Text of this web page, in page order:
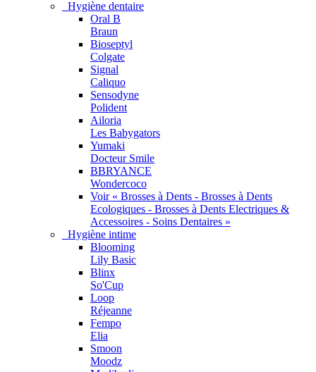
Hygiène dentaire
Oral B
Braun
Bioseptyl
Colgate
Signal
Caliquo
Sensodyne
Polident
Ailoria
Les Babygators
Yumaki
Docteur Smile
BBRYANCE
Wondercoco
Voir « Brosses à Dents - Brosses à Dents
Ecologiques - Brosses à Dents Electriques &
Accessoires - Soins Dentaires »
Hygiène intime
Blooming
Lily Basic
Blinx
So'Cup
Loop
Réjeanne
Fempo
Elia
Smoon
Moodz